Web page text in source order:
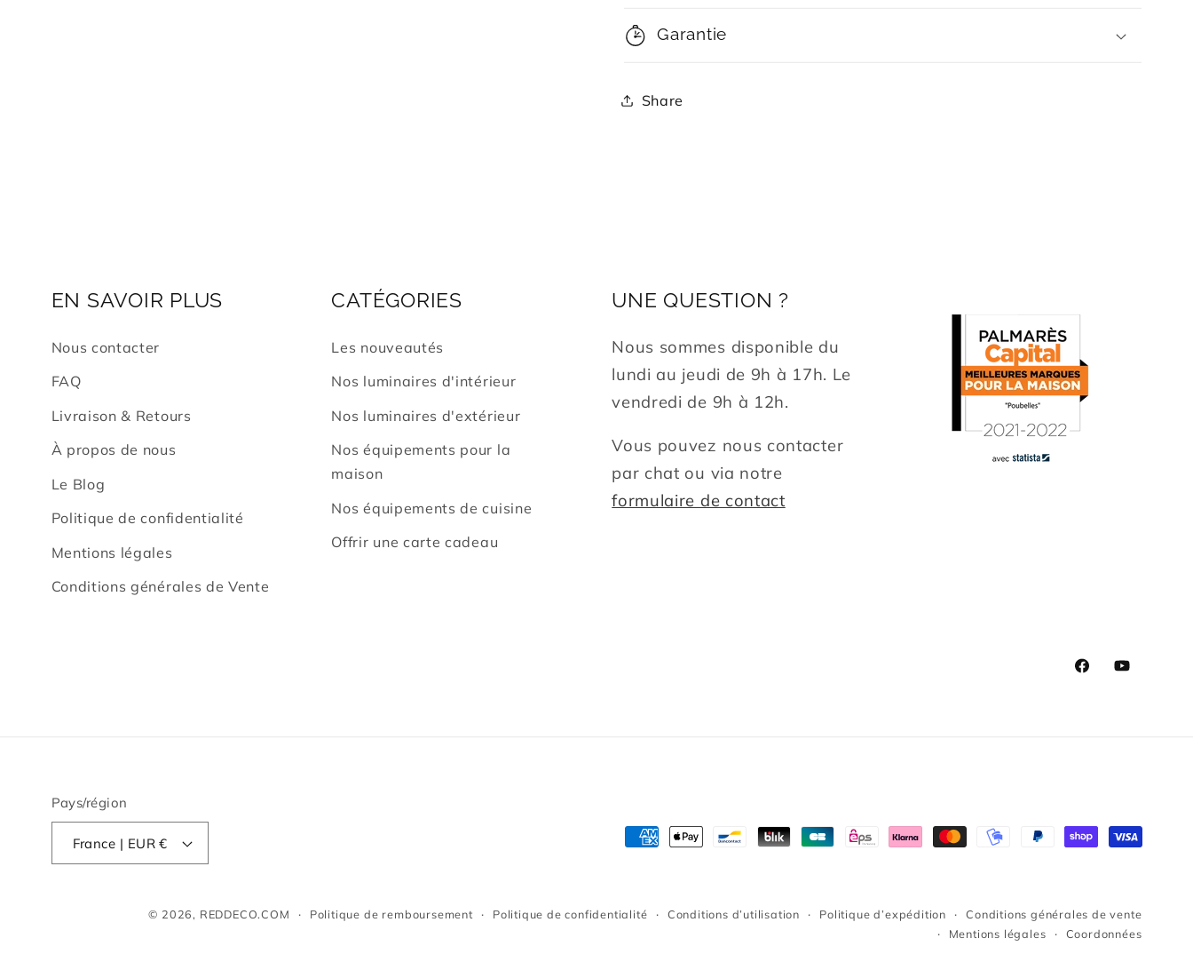
Garantie
Share
EN SAVOIR PLUS
Nous contacter
FAQ
Livraison & Retours
À propos de nous
Le Blog
Politique de confidentialité
Mentions légales
Conditions générales de Vente
CATÉGORIES
Les nouveautés
Nos luminaires d'intérieur
Nos luminaires d'extérieur
Nos équipements pour la
maison
Nos équipements de cuisine
Offrir une carte cadeau
UNE QUESTION ?
Nous sommes disponible du
lundi au jeudi de 9h à 17h. Le
vendredi de 9h à 12h.
Vous pouvez nous contacter
par chat ou via notre
formulaire de contact
FacebookYouTube
Pays/région
France | EUR €
Moyens
© 2026, REDDECO.COM Politique de remboursement Politique de confidentialité Conditions d’utilisation Politique d’expédition
Conditions générales de vente
Mentions légales
Coordonnées